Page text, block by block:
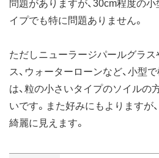
問題がありますが、30cm程度の
イプでも特に問題ありません。
ただしニューラージパールグラ
ス、ウォーターローンなど、小型
は、粒の小さいタイプのソイルの
いです。また好みにもよりますが
綺麗に見えます。